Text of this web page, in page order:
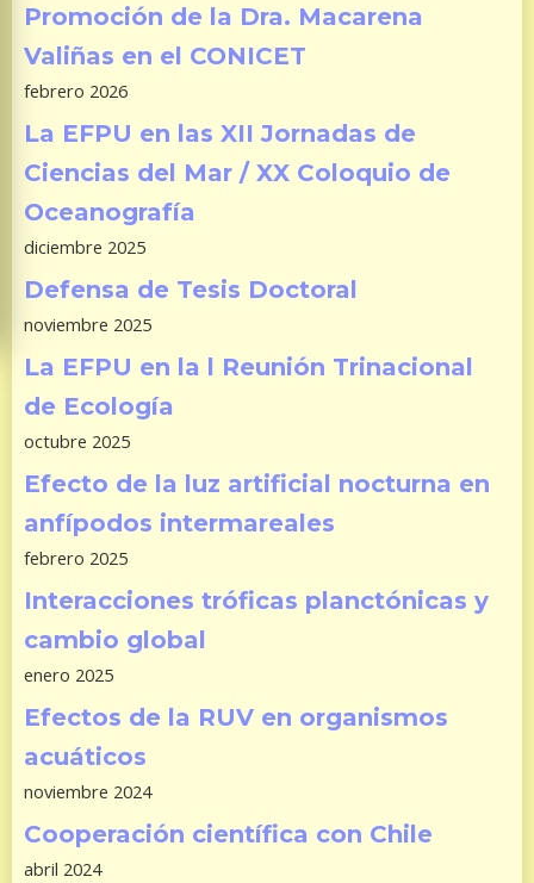
Promoción de la Dra. Macarena
Valiñas en el CONICET
febrero 2026
La EFPU en las XII Jornadas de
Ciencias del Mar / XX Coloquio de
Oceanografía
diciembre 2025
Defensa de Tesis Doctoral
noviembre 2025
La EFPU en la l Reunión Trinacional
de Ecología
octubre 2025
Efecto de la luz artificial nocturna en
anfípodos intermareales
febrero 2025
Interacciones tróficas planctónicas y
cambio global
enero 2025
Efectos de la RUV en organismos
acuáticos
noviembre 2024
Cooperación científica con Chile
abril 2024